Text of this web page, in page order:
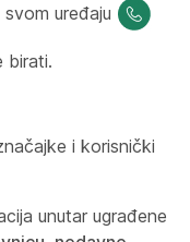
uređaju
birati.
i korisnički
unutar ugrađene